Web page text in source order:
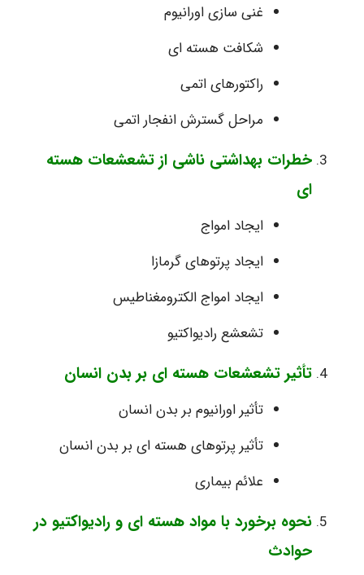
غنی سازی اورانیوم
شکافت هسته ای
راکتورهای اتمی
مراحل گسترش انفجار اتمی
خطرات بهداشتی ناشی از تشعشعات هسته
ای
ایجاد امواج
ایجاد پرتوهای گرمازا
ایجاد امواج الکترومغناطیس
تشعشع رادیواکتیو
تأثیر تشعشعات هسته ای بر بدن انسان
تأثیر اورانیوم بر بدن انسان
تأثیر پرتوهای هسته ای بر بدن انسان
علائم بیماری
نحوه برخورد با مواد هسته ای و رادیواکتیو در
حوادث